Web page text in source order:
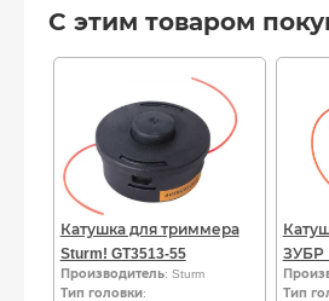
С этим товаром
Катушка для триммера
Sturm! GT3513-55
Производитель: Sturm
Тип головки:
ЗУБР
Тип